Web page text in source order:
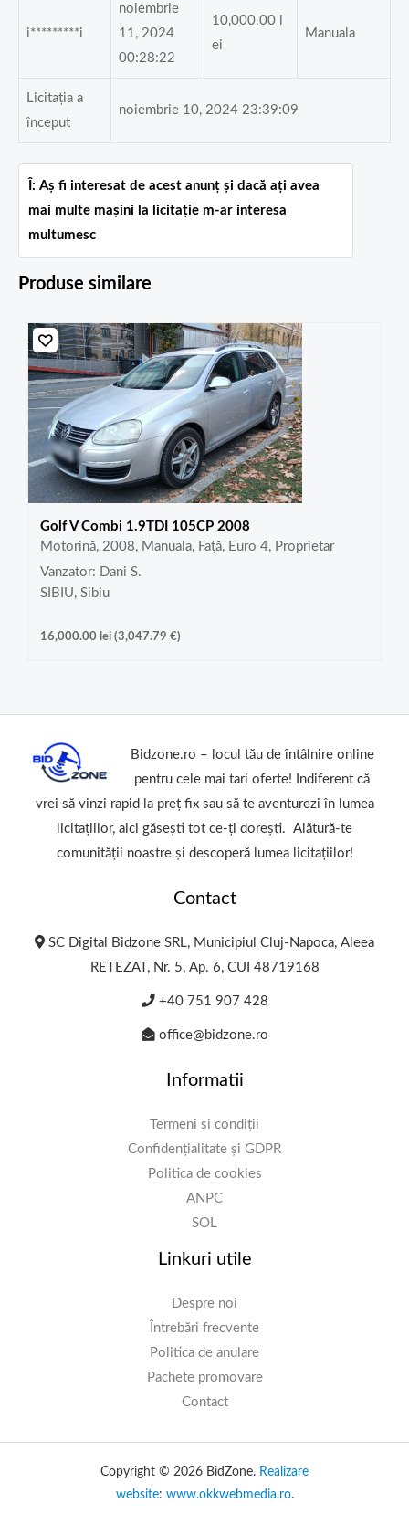
i*********i
noiembrie
11, 2024
00:28:22
10,000.00
ei
Manuala
Licitația a
început
noiembrie 10, 2024 23:39:09
Î: Aș fi interesat de acest anunț și dacă ați avea
mai multe mașini la licitație m-ar interesa
multumesc
Produse similare
Golf V Combi 1.9TDI 105CP 2008
Motorină, 2008, Manuala, Față, Euro 4, Proprietar
Vanzator: Dani S.
SIBIU, Sibiu
16,000.00 lei(3,047.79 €)
Bidzone.ro – locul tău de întâlnire online
pentru cele mai tari oferte! Indiferent că
vrei să vinzi rapid la preț fix sau să te aventurezi în lumea
licitațiilor, aici găsești tot ce-ți dorești. Alătură-te
comunității noastre și descoperă lumea licitațiilor!
Contact
SC Digital Bidzone SRL, Municipiul Cluj-Napoca, Aleea
RETEZAT, Nr. 5, Ap. 6, CUI 48719168
+40 751 907 428
office@bidzone.ro
Informatii
Termeni și condiții
Confidențialitate și GDPR
Politica de cookies
ANPC
SOL
Linkuri utile
Despre noi
Întrebări frecvente
Politica de anulare
Pachete promovare
Contact
Copyright © 2026 BidZone. Realizare
website: www.okkwebmedia.ro.